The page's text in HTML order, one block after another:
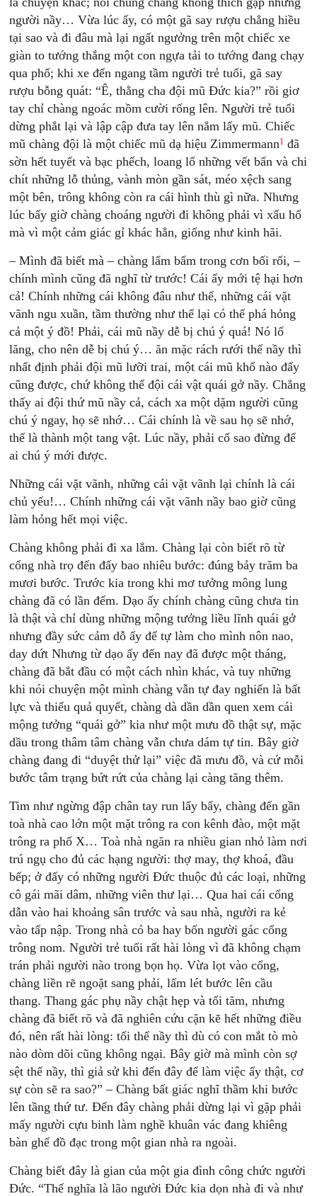
người nầy… Vừa lúc ấy, có một gã say rượu chẳng hiều
tại sao và đi đâu mà lại ngất ngưởng trên một chiếc xe
giàn to tướng thắng một con ngựa tải to tướng đang chạy
qua phố; khi xe đến ngang tầm người trẻ tuổi, gã say
rượu bỗng quát: “Ê, thằng cha đội mũ Đức kia?” rồi giơ
tay chỉ chàng ngoác mồm cười rống lên. Người trẻ tuổi
dừng phắt lại và lập cập đưa tay lên nắm lấy mũ. Chiếc
mũ chàng đội là một chiếc mũ dạ hiệu Zimmermann1 đã
sờn hết tuyết và bạc phếch, loang lổ những vết bẩn và chi
chít những lỗ thủng, vành mòn gần sát, méo xệch sang
một bên, trông không còn ra cái hình thù gì nữa. Nhưng
lúc bấy giờ chàng choáng người đi không phải vì xấu hổ
mà vì một cảm giác gỉ khác hẳn, giống như kinh hãi.
– Mình đã biết mà – chàng lẩm bẩm trong cơn bối rối, –
chính mình cũng đã nghĩ từ trước! Cái ấy mới tệ hại hơn
cả! Chính những cái không đâu như thế, những cái vặt
vãnh ngu xuần, tầm thường như thế lại có thể phá hỏng
cả một ý đồ! Phải, cái mũ nầy dễ bị chú ý quá! Nó lố
lăng, cho nên dễ bị chú ý… ăn mặc rách rưới thế nầy thì
nhất định phải đội mũ lưỡi trai, một cái mũ khổ nào đấy
cũng được, chứ không thể đội cái vật quái gở nầy. Chẳng
thấy ai đội thứ mũ nầy cả, cách xa một dặm người cũng
chú ý ngay, họ sẽ nhớ… Cái chính là về sau họ sẽ nhớ,
thế là thành một tang vật. Lúc nầy, phải cố sao đừng để
ai chú ý mới được.
Những cái vặt vãnh, những cái vặt vãnh lại chính là cái
chủ yếu!… Chính những cái vặt vãnh nầy bao giờ cũng
làm hỏng hết mọi việc.
Chàng không phải đi xa lắm. Chàng lại còn biết rõ từ
cổng nhà trọ đến đấy bao nhiêu bước: đúng bảy trăm ba
mươi bước. Trước kia trong khi mơ tưởng mông lung
chàng đã có lần đếm. Dạo ấy chính chàng cũng chưa tin
là thật và chỉ dùng những mộng tưởng liều lĩnh quái gở
nhưng đầy sức cảm dỗ ấy để tự làm cho mình nôn nao,
day dứt Nhưng từ dạo ấy đến nay đã được một tháng,
chàng đã bắt đầu có một cách nhìn khác, và tuy những
khi nói chuyện một mình chàng vẫn tự đay nghiến là bất
lực và thiếu quả quyết, chàng dà dần dần quen xem cái
mộng tưởng “quái gở” kia như một mưu đồ thật sự, mặc
dầu trong thâm tâm chàng vẫn chưa dám tự tin. Bây giờ
chàng đang đi “duyệt thử lại” việc đã mưu đồ, và cứ mỗi
bước tâm trạng bứt rứt của chàng lại càng tăng thêm.
Tim như ngừng đập chân tay run lẩy bẩy, chàng đến gần
toà nhà cao lớn một mặt trông ra con kênh đào, một mặt
trông ra phố X… Toà nhà ngăn ra nhiều gian nhỏ làm nơi
trú ngụ cho đủ các hạng người: thợ may, thợ khoá, đầu
bếp; ở đấy có những người Đức thuộc đủ các loại, những
cô gái mãi dâm, những viên thư lại… Qua hai cái cổng
dẫn vào hai khoảng sân trước và sau nhà, người ra kẻ
vào tấp nập. Trong nhà có ba hay bốn người gác cổng
trông nom. Người trẻ tuổi rất hài lòng vì đã không chạm
trán phải người nào trong bọn họ. Vừa lọt vào cổng,
chàng liền rẽ ngoặt sang phải, lấm lét bước lên cầu
thang. Thang gác phụ nầy chật hẹp và tối tăm, nhưng
chàng đã biết rõ và đã nghiên cứu cặn kẽ hết những điều
đó, nên rất hài lòng: tối thế nầy thì dù có con mắt tò mò
nào dòm dõi cũng không ngại. Bây giờ mà mình còn sợ
sệt thế nầy, thì giả sử khi đến đây để làm việc ấy thật, cơ
sự còn sẽ ra sao?” – Chàng bất giác nghĩ thầm khi bước
lên tầng thứ tư. Đến đây chàng phải dừng lại vì gặp phải
mấy người cựu binh làm nghề khuân vác đang khiêng
bàn ghế đồ đạc trong một gian nhà ra ngoài.
Chàng biết đây là gian của một gia đình công chức người
Đức. “Thế nghĩa là lão người Đức kia dọn nhà đi và như